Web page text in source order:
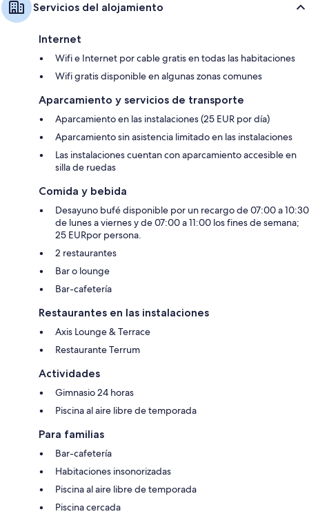
Servicios del alojamiento
Internet
Wifi e Internet por cable gratis en todas las habitaciones
Wifi gratis disponible en algunas zonas comunes
Aparcamiento y servicios de transporte
Aparcamiento en las instalaciones (25 EUR por día)
Aparcamiento sin asistencia limitado en las instalaciones
Las instalaciones cuentan con aparcamiento accesible en
silla de ruedas
Comida y bebida
Desayuno bufé disponible por un recargo de 07:00 a 10:30
de lunes a viernes y de 07:00 a 11:00 los fines de semana;
25 EURpor persona.
2 restaurantes
Bar o lounge
Bar-cafetería
Restaurantes en las instalaciones
Axis Lounge & Terrace
Restaurante Terrum
Actividades
Gimnasio 24 horas
Piscina al aire libre de temporada
Para familias
Bar-cafetería
Habitaciones insonorizadas
Piscina al aire libre de temporada
Piscina cercada